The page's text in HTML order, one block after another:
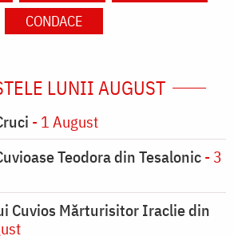
CONDACE
LUNII AUGUST
- 1 August
Teodora din Tesalonic- 3
Cuvios Mărturisitor Iraclie din